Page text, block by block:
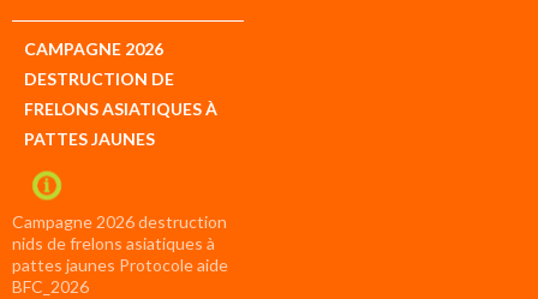
CAMPAGNE 2026
DESTRUCTION DE
FRELONS ASIATIQUES À
PATTES JAUNES
Campagne 2026 destruction
nids de frelons asiatiques à
pattes jaunes Protocole aide
BFC_2026